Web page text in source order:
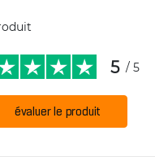
5 / 5
évaluer le produit